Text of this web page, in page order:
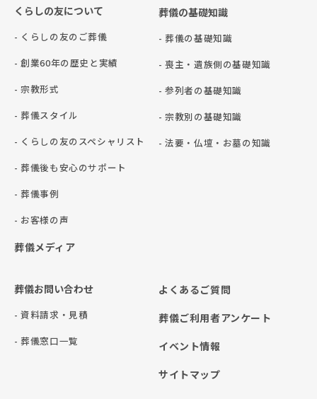
くらしの友について
- くらしの友のご葬儀
- 創業60年の歴史と実績
- 宗教形式
- 葬儀スタイル
- くらしの友のスペシャリスト
- 葬儀後も安心のサポート
- 葬儀事例
- お客様の声
葬儀メディア
葬儀の基礎知識
- 葬儀の基礎知識
- 喪主・遺族側の基礎知識
- 参列者の基礎知識
- 宗教別の基礎知識
- 法要・仏壇・お墓の知識
葬儀お問い合わせ
- 資料請求・見積
- 葬儀窓口一覧
よくあるご質問
葬儀ご利用者アンケート
イベント情報
サイトマップ